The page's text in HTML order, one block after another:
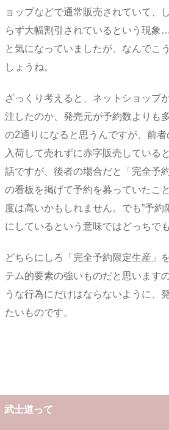
ョップなどで通常販売されていて、
らず大幅割引されているという現象
と気になっていましたが、なんでこ
しょうね。
ざっくり考えると、ネットショップ
注したのか、発売元が予約数よりも
の2通りになると思うんですが、前者
入荷して売れずに赤字販売している
話ですが、後者の場合だと「完全予
の看板を掲げて予約を募っていたこ
度は高いかもしれません。でも”予約
にしているという意味ではどっちで
どちらにしろ「完全予約限定生産」
テム的要素の強いものだと思います
うな行為にだけはならないように、
たいものです。
武士道って